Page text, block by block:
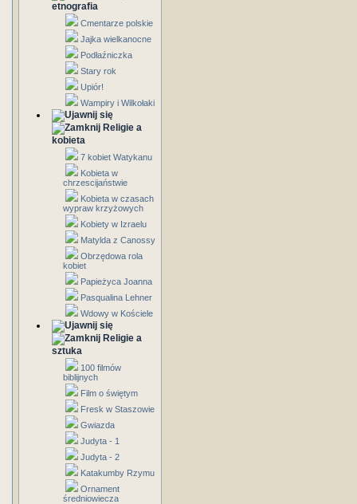
etnografia
Cmentarze polskie
Jajka wielkanocne
Podłaźniczka
Stary rok
Upiór!
Wampiry i Wilkołaki
Religie a
kobieta
7 kobiet Watykanu
Kobieta w
chrzescijaństwie
Kobieta w czasach
wypraw krzyżowych
Kobiety w Izraelu
Matylda z Canossy
Obrzędowa rola
kobiet
Papieżyca Joanna
Pasqualina Lehner
Wdowy w Kościele
Religie a
sztuka
100 filmów
biblijnych
Film o świętym
Fresk w Staszowie
Gwiazda
Judyta - 1
Judyta - 2
Katakumby Rzymu
Ornament
średniowiecza